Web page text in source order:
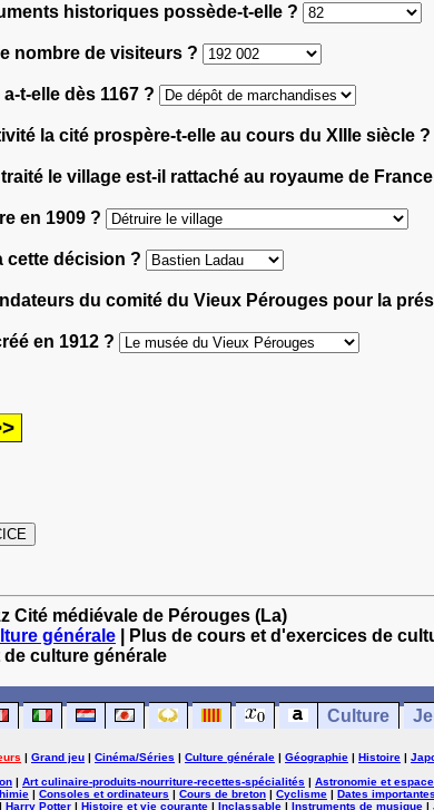
historiques possède-t-elle ?
nombre de visiteurs ?
t-elle dès 1167 ?
la cité prospère-t-elle au cours du XIIIe siècle ?
le village est-il rattaché au royaume de
en 1909 ?
cette décision ?
du comité du Vieux Pérouges pour la
en 1912 ?
Cité médiévale de Pérouges (La)
générale | Plus de cours et d'exercices de
culture générale
Culture
| Grand jeu | Cinéma/Séries | Culture générale | Géographie | Histoire |
| Art culinaire-produits-nourriture-recettes-spécialités | Astronomie et espace
| Consoles et ordinateurs | Cours de breton | Cyclisme | Dates importantes
| Harry Potter | Histoire et vie courante | Inclassable | Instruments de musique |